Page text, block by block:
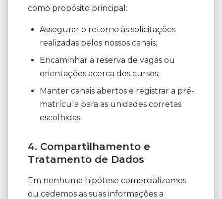
como propósito principal:
Assegurar o retorno às solicitações
realizadas pelos nossos canais;
Encaminhar a reserva de vagas ou
orientações acerca dos cursos;
Manter canais abertos e registrar a pré-
matrícula para as unidades corretas
escolhidas.
4. Compartilhamento e
Tratamento de Dados
Em nenhuma hipótese comercializamos
ou cedemos as suas informações a